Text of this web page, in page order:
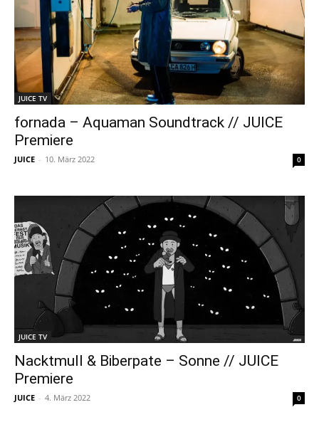
JUICE TV
fornada – Aquaman Soundtrack // JUICE
Premiere
JUICE - 10. März 2022 0
JUICE TV
Nacktmull & Biberpate – Sonne // JUICE
Premiere
JUICE - 4. März 2022 0